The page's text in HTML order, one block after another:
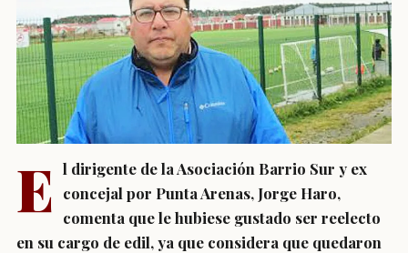
E l dirigente de la Asociación Barrio Sur y ex
concejal por Punta Arenas, Jorge Haro,
comenta que le hubiese gustado ser reelecto
en su cargo de edil, ya que considera que quedaron